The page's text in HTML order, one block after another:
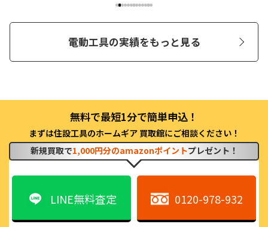
電動工具の実績をもっと見る
まずは住設工具のホームギア 買取館にご相談ください！
新規買取で1,000円分のamazonポイントプレゼント！
LINE無料査定 0120-978-932